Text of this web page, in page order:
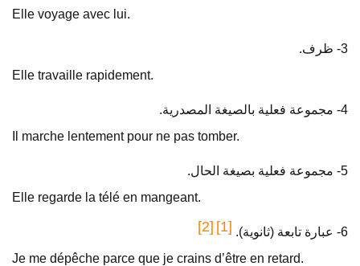
Elle voyage avec lui.
3- ظرف.
Elle travaille rapidement.
4- مجموعة فعلية بالصيغة المصدرية.
Il marche lentement pour ne pas tomber.
5- مجموعة فعلية بصيغة الحال.
Elle regarde la télé en mangeant.
6- عبارة تابعة (ثانوية). [1]
[2]
Je me dépêche parce que je crains d’être en retard.